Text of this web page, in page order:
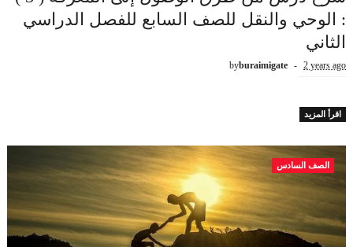
: الوحي والنقل للصف السابع للفصل الدراسي
الثاني
byburaimigate 2 years ago
اقرأ المزيد
الصف السادس